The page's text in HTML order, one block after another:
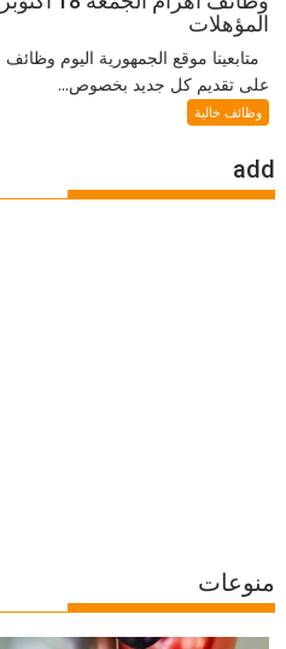
المؤهلات
متابعينا موقع الجمهورية اليوم
على تقديم كل جديد بخصوص...
وظائف خالية
add
منوعات